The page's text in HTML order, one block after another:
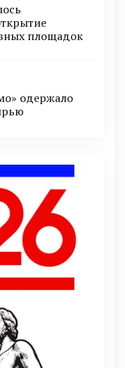
площадок
одержало